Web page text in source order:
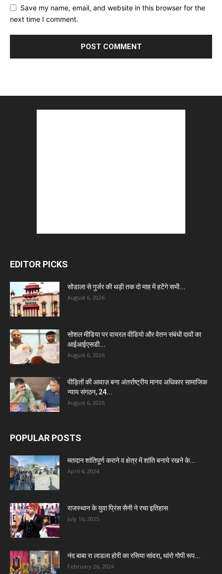
Save my name, email, and website in this browser for the
next time I comment.
EDITOR PICKS
सोडाला से गुर्जर की थड़ी तक दो माह में हटेंगे सभी...
August 6, 2026
सोशल मीडिया पर वायरल वीडियो और वेतन संबंधी दावों का
आईआईएसडी...
August 6, 2026
पीड़ितों की आवाज़ बना अंतर्राष्ट्रीय मानव अधिकार सामाजिक
न्याय संगठन, 24...
August 6, 2026
POPULAR POSTS
मतदान शांतिपूर्ण कराने व क्षेत्र में शांति बनाये रखने के...
April 4, 2024
राजस्थान के युवा प्रिंस सैनी ने रचा इतिहास
July 16, 2025
नंद बाबा रा लाडला होरी का रसिया सांवरा, थांरो गोपी रूप...
February 26, 2024